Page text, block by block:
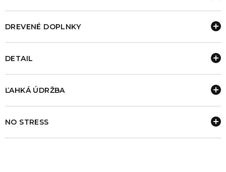
DREVENÉ DOPLNKY
DETAIL
ĽAHKÁ ÚDRŽBA
NO STRESS